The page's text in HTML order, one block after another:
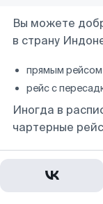
Вы можете
в страну
прямым рейсом
рейс с
Иногда в
чартерные